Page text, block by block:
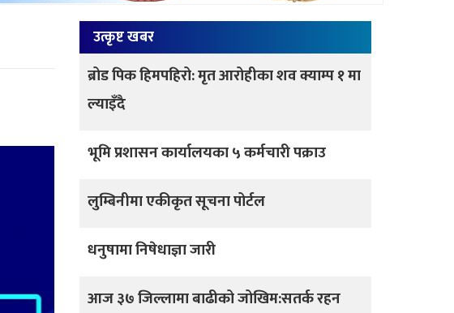
उत्कृष्ट खबर
ब्रोड पिक हिमपहिरो: मृत आरोहीका शव क्याम्प १ मा
ल्याइँदै
भूमि प्रशासन कार्यालयका ५ कर्मचारी पक्राउ
लुम्बिनीमा एकीकृत सूचना पोर्टल
धनुषामा निषेधाज्ञा जारी
आज ३७ जिल्लामा बाढीको जोखिम:सतर्क रहन